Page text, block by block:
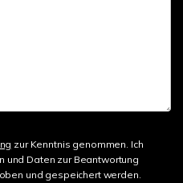
zur Kenntnis genommen. Ich
und Daten zur Beantwortung
und gespeichert werden.